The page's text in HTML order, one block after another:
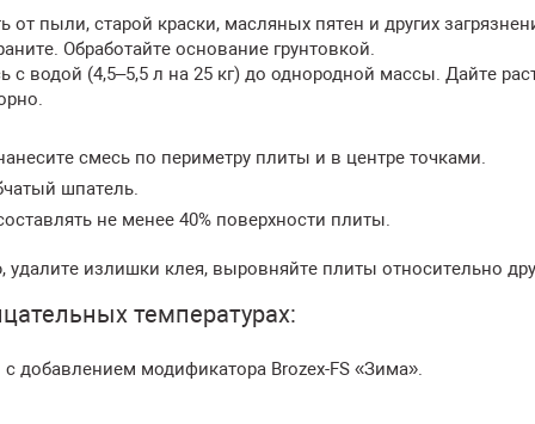
от пыли, старой краски, масляных пятен и других
Обработайте основание грунтовкой.
с водой (4,5–5,5 л на 25 кг) до однородной массы. Дайте
смесь по периметру плиты и в центре точками.
шпатель.
не менее 40% поверхности плиты.
излишки клея, выровняйте плиты относительно
температурах:
добавлением модификатора Brozex-FS «Зима».